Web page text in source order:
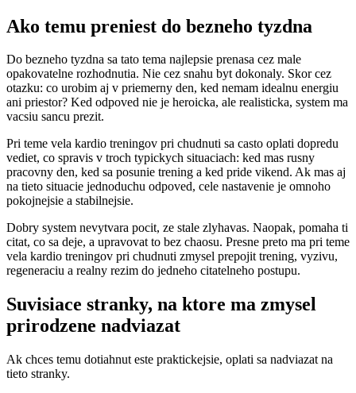
Ako temu preniest do bezneho tyzdna
Do bezneho tyzdna sa tato tema najlepsie prenasa cez male
opakovatelne rozhodnutia. Nie cez snahu byt dokonaly. Skor cez
otazku: co urobim aj v priemerny den, ked nemam idealnu energiu
ani priestor? Ked odpoved nie je heroicka, ale realisticka, system ma
vacsiu sancu prezit.
Pri teme vela kardio treningov pri chudnuti sa casto oplati dopredu
vediet, co spravis v troch typickych situaciach: ked mas rusny
pracovny den, ked sa posunie trening a ked pride vikend. Ak mas aj
na tieto situacie jednoduchu odpoved, cele nastavenie je omnoho
pokojnejsie a stabilnejsie.
Dobry system nevytvara pocit, ze stale zlyhavas. Naopak, pomaha ti
citat, co sa deje, a upravovat to bez chaosu. Presne preto ma pri teme
vela kardio treningov pri chudnuti zmysel prepojit trening, vyzivu,
regeneraciu a realny rezim do jedneho citatelneho postupu.
Suvisiace stranky, na ktore ma zmysel
prirodzene nadviazat
Ak chces temu dotiahnut este praktickejsie, oplati sa nadviazat na
tieto stranky.